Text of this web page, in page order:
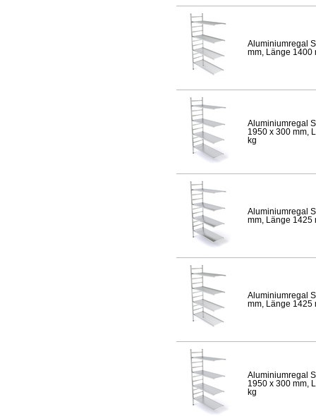
Aluminiumregal
mm, Länge 1400
Aluminiumregal
1950 x 300 mm,
kg
Aluminiumregal
mm, Länge 1425
Aluminiumregal
mm, Länge 1425
Aluminiumregal
1950 x 300 mm,
kg